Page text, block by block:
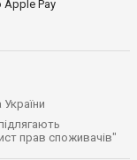
Apple Pay
прав споживачів"